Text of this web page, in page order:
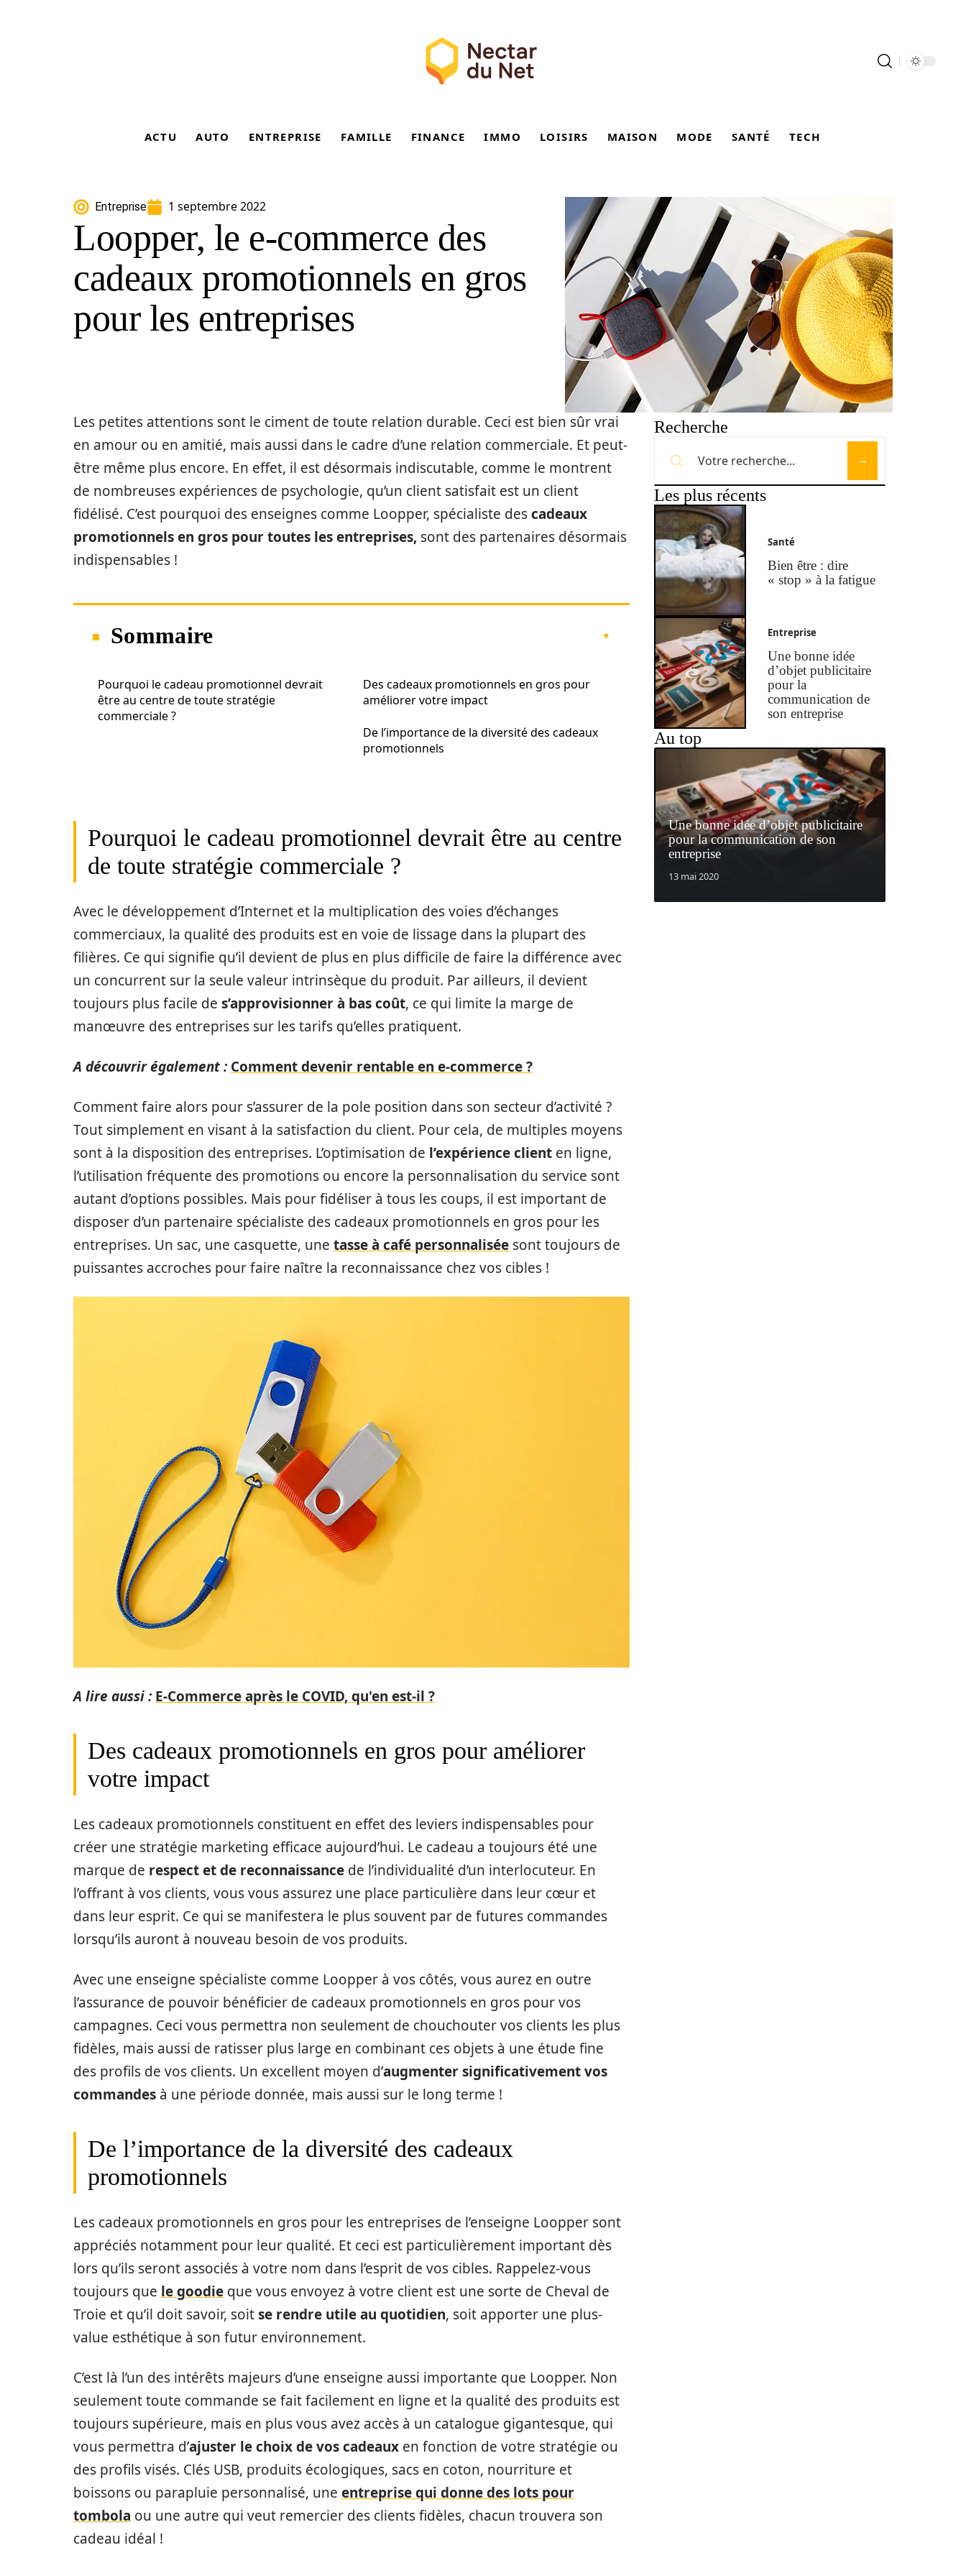
ACTU AUTO ENTREPRISE FAMILLE FINANCE IMMO LOISIRS MAISON MODE SANTÉ TECH
Entreprise 1 septembre 2022
Loopper, le e-commerce des
cadeaux promotionnels en gros
pour les entreprises
Les petites attentions sont le ciment de toute relation durable. Ceci est bien sûr vrai
en amour ou en amitié, mais aussi dans le cadre d’une relation commerciale. Et peut-
être même plus encore. En effet, il est désormais indiscutable, comme le montrent
de nombreuses expériences de psychologie, qu’un client satisfait est un client
fidélisé. C’est pourquoi des enseignes comme Loopper, spécialiste descadeaux
promotionnels en gros pour toutes les entreprises, sont des partenaires désormais
indispensables !
Sommaire
Pourquoi le cadeau promotionnel devrait
être au centre de toute stratégie
commerciale ?
Des cadeaux promotionnels en gros pour
améliorer votre impact
De l’importance de la diversité des cadeaux
promotionnels
Pourquoi le cadeau promotionnel devrait être au centre
de toute stratégie commerciale ?
Avec le développement d’Internet et la multiplication des voies d’échanges
commerciaux, la qualité des produits est en voie de lissage dans la plupart des
filières. Ce qui signifie qu’il devient de plus en plus difficile de faire la différence avec
un concurrent sur la seule valeur intrinsèque du produit. Par ailleurs, il devient
toujours plus facile de s’approvisionner à bas coût, ce qui limite la marge de
manœuvre des entreprises sur les tarifs qu’elles pratiquent.
A découvrir également : Comment devenir rentable en e-commerce ?
Comment faire alors pour s’assurer de la pole position dans son secteur d’activité ?
Tout simplement en visant à la satisfaction du client. Pour cela, de multiples moyens
sont à la disposition des entreprises. L’optimisation de l’expérience client en ligne,
l’utilisation fréquente des promotions ou encore la personnalisation du service sont
autant d’options possibles. Mais pour fidéliser à tous les coups, il est important de
disposer d’un partenaire spécialiste des cadeaux promotionnels en gros pour les
entreprises. Un sac, une casquette, une tasse à café personnalisée sont toujours de
puissantes accroches pour faire naître la reconnaissance chez vos cibles !
A lire aussi : E-Commerce après le COVID, qu'en est-il ?
Des cadeaux promotionnels en gros pour améliorer
votre impact
Les cadeaux promotionnels constituent en effet des leviers indispensables pour
créer une stratégie marketing efficace aujourd’hui. Le cadeau a toujours été une
marque de respect et de reconnaissance de l’individualité d’un interlocuteur. En
l’offrant à vos clients, vous vous assurez une place particulière dans leur cœur et
dans leur esprit. Ce qui se manifestera le plus souvent par de futures commandes
lorsqu’ils auront à nouveau besoin de vos produits.
Avec une enseigne spécialiste comme Loopper à vos côtés, vous aurez en outre
l’assurance de pouvoir bénéficier de cadeaux promotionnels en gros pour vos
campagnes. Ceci vous permettra non seulement de chouchouter vos clients les plus
fidèles, mais aussi de ratisser plus large en combinant ces objets à une étude fine
des profils de vos clients. Un excellent moyen d’augmenter significativement vos
commandes à une période donnée, mais aussi sur le long terme !
De l’importance de la diversité des cadeaux
promotionnels
Les cadeaux promotionnels en gros pour les entreprises de l’enseigne Loopper sont
appréciés notamment pour leur qualité. Et ceci est particulièrement important dès
lors qu’ils seront associés à votre nom dans l’esprit de vos cibles. Rappelez-vous
toujours que le goodie que vous envoyez à votre client est une sorte de Cheval de
Troie et qu’il doit savoir, soitse rendre utile au quotidien, soit apporter une plus-
value esthétique à son futur environnement.
C’est là l’un des intérêts majeurs d’une enseigne aussi importante que Loopper. Non
seulement toute commande se fait facilement en ligne et la qualité des produits est
toujours supérieure, mais en plus vous avez accès à un catalogue gigantesque, qui
vous permettra d’ajuster le choix de vos cadeaux en fonction de votre stratégie ou
des profils visés. Clés USB, produits écologiques, sacs en coton, nourriture et
boissons ou parapluie personnalisé, une entreprise qui donne des lots pour
tombola ou une autre qui veut remercier des clients fidèles, chacun trouvera son
cadeau idéal !
Recherche
Les plus récents
Santé
Bien être : dire
« stop » à la fatigue
Entreprise
Une bonne idée
d’objet publicitaire
pour la
communication de
son entreprise
Au top
Une bonne idée d’objet publicitaire
pour la communication de son
entreprise
13 mai 2020